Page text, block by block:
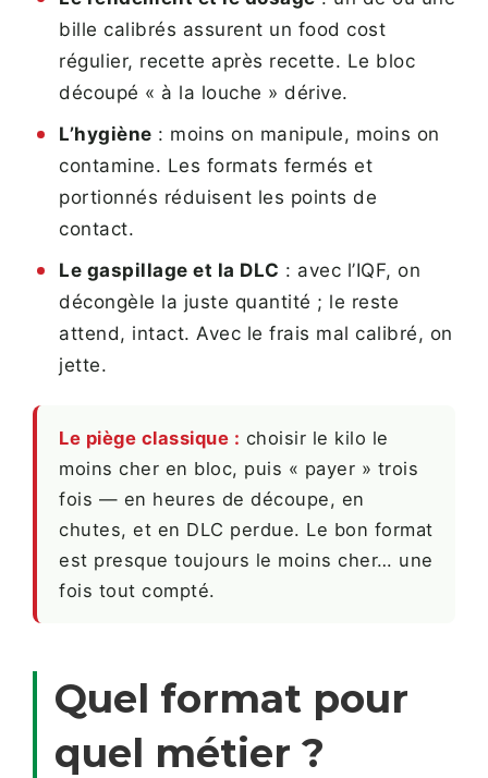
bille calibrés assurent un food cost
régulier, recette après recette. Le bloc
découpé « à la louche » dérive.
L’hygiène : moins on manipule, moins on
contamine. Les formats fermés et
portionnés réduisent les points de
contact.
Le gaspillage et la DLC : avec l’IQF, on
décongèle la juste quantité ; le reste
attend, intact. Avec le frais mal calibré, on
jette.
Le piège classique : choisir le kilo le
moins cher en bloc, puis « payer » trois
fois — en heures de découpe, en
chutes, et en DLC perdue. Le bon format
est presque toujours le moins cher… une
fois tout compté.
Quel format pour
quel métier ?